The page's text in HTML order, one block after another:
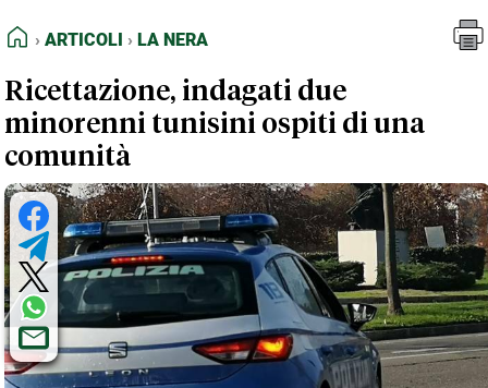
FEED RSS
NORMATIVE DEONTOLOGICHE
TERMINI e CONDIZIONI
HOME
ARTICOLI LA NERA
Ricettazione, indagati due
minorenni tunisini ospiti di una
comunità